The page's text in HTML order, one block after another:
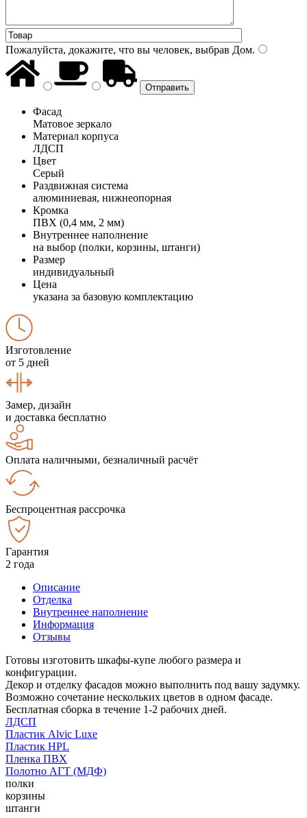
Пожалуйста, докажите, что вы человек, выбрав Дом.
Фасад
Матовое зеркало
Материал корпуса
ЛДСП
Цвет
Серый
Раздвижная система
алюминиевая, нижнеопорная
Кромка
ПВХ (0,4 мм, 2 мм)
Внутреннее наполнение
на выбор (полки, корзины, штанги)
Размер
индивидуальный
Цена
указана за базовую комплектацию
Изготовление
от 5 дней
Замер, дизайн
и доставка бесплатно
Оплата наличными, безналичный расчёт
Беспроцентная рассрочка
Гарантия
2 года
Описание
Отделка
Внутреннее наполнение
Информация
Отзывы
Готовы изготовить шкафы-купе любого размера и
конфигурации.
Декор и отделку фасадов можно выполнить под вашу задумку.
Возможно сочетание нескольких цветов в одном фасаде.
Бесплатная сборка в течение 1-2 рабочих дней.
ЛДСП
Пластик Alvic Luxe
Пластик HPL
Пленка ПВХ
Полотно АГТ (МДФ)
полки
корзины
штанги